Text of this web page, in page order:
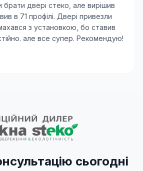
брати двері стеко, але вирішив
в 71 профілі. Двері привезли
з установкою, бо ставив
але все супер. Рекомендую!
сьогодні